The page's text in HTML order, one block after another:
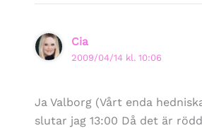
Cia
2009/04/14 kl. 10:06
Ja Valborg (Vårt enda
slutar jag 13:00 Då det är